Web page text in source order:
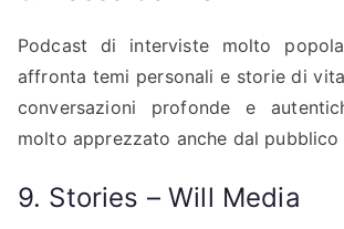
Podcast di interviste molto
affronta temi personali e storie di
conversazioni profonde e
molto apprezzato anche dal pubblico
9. Stories – Will Media